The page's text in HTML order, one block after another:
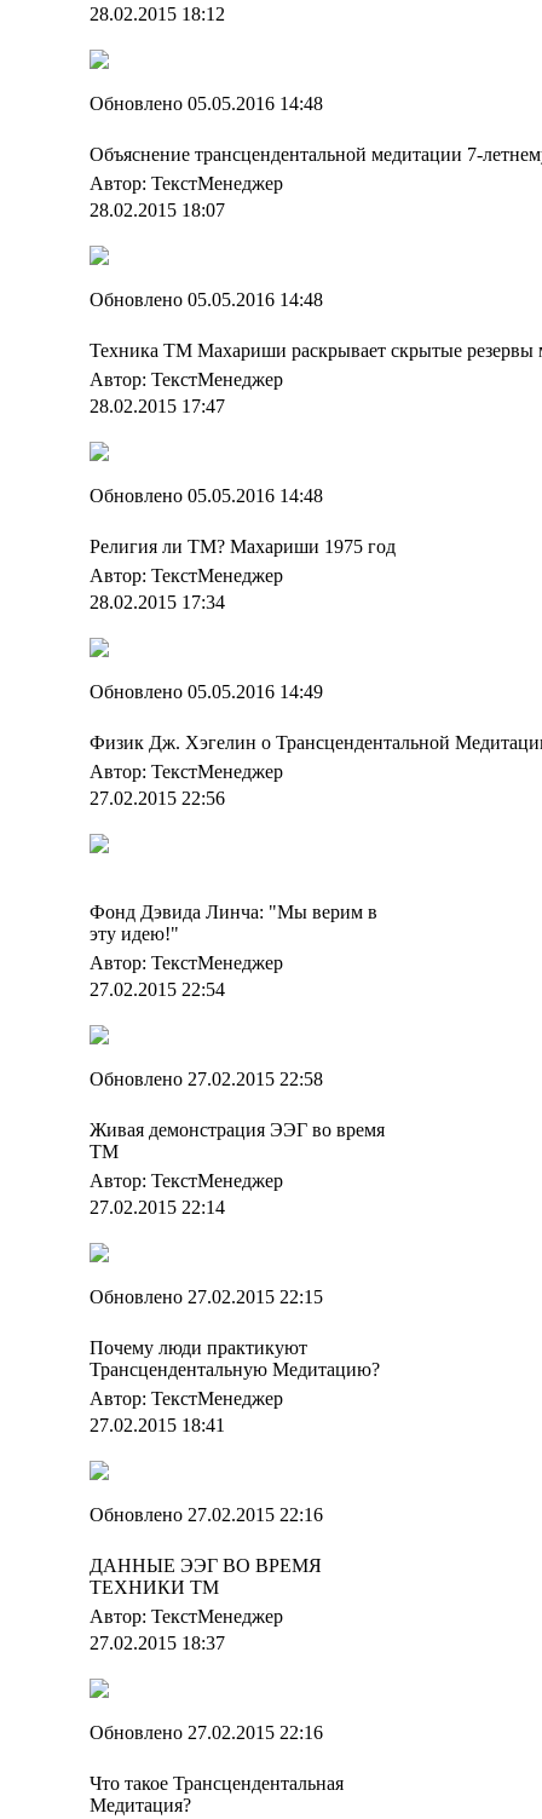
28.02.2015 18:12
Обновлено 05.05.2016 14:48
Объяснение трансцендентальной медитации 7-
Автор: ТекстМенеджер
28.02.2015 18:07
Обновлено 05.05.2016 14:48
Техника ТМ Махариши раскрывает скрытые резервы
Автор: ТекстМенеджер
28.02.2015 17:47
Обновлено 05.05.2016 14:48
Религия ли ТМ? Махариши 1975 год
Автор: ТекстМенеджер
28.02.2015 17:34
Обновлено 05.05.2016 14:49
Физик Дж. Хэгелин о Трансцендентальной
Автор: ТекстМенеджер
27.02.2015 22:56
Фонд Дэвида Линча: "Мы верим в
эту идею!"
Автор: ТекстМенеджер
27.02.2015 22:54
Обновлено 27.02.2015 22:58
Живая демонстрация ЭЭГ во время
ТМ
Автор: ТекстМенеджер
27.02.2015 22:14
Обновлено 27.02.2015 22:15
Почему люди практикуют
Трансцендентальную Медитацию?
Автор: ТекстМенеджер
27.02.2015 18:41
Обновлено 27.02.2015 22:16
ДАННЫЕ ЭЭГ ВО ВРЕМЯ
ТЕХНИКИ ТМ
Автор: ТекстМенеджер
27.02.2015 18:37
Обновлено 27.02.2015 22:16
Что такое Трансцендентальная
Медитация?